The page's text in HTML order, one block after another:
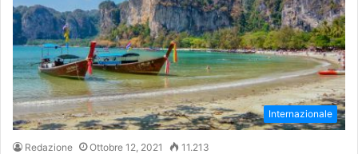
Internazionale
Redazione Ottobre 12, 2021 11.213